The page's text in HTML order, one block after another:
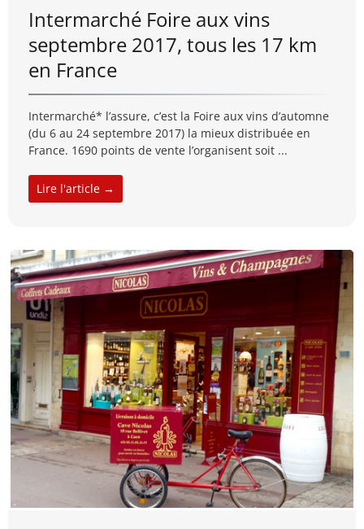
Intermarché Foire aux vins
septembre 2017, tous les 17 km
en France
Intermarché* l’assure, c’est la Foire aux vins d’automne
(du 6 au 24 septembre 2017) la mieux distribuée en
France. 1690 points de vente l’organisent soit ...
Lire l'article →